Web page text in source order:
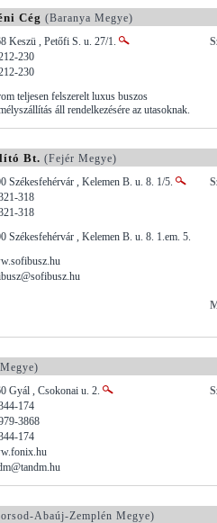
Cég (Baranya Megye)
Keszü , Petőfi S. u. 27/1.
230
230
teljesen felszerelt luxus buszos
áll rendelkezésére az utasoknak.
Bt. (Fejér Megye)
Székesfehérvár , Kelemen B. u. 8. 1/5.
318
318
Székesfehérvár , Kelemen B. u. 8. 1.em. 5.
Gyál , Csokonai u. 2.
174
3868
174
Abaúj-Zemplén Megye)